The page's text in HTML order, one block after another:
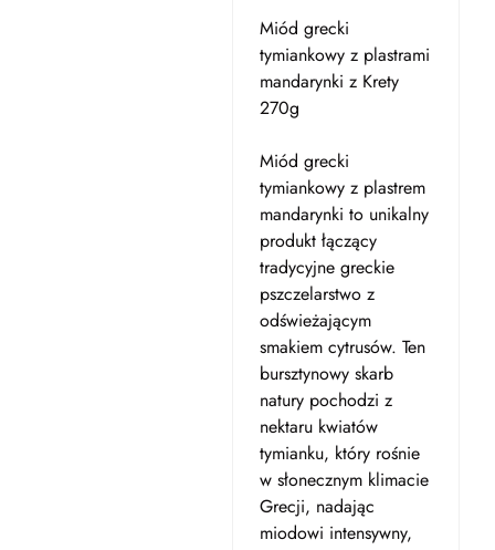
Miód grecki
tymiankowy z plastrami
mandarynki z Krety
270g
Miód grecki
tymiankowy z plastrem
mandarynki to unikalny
produkt łączący
tradycyjne greckie
pszczelarstwo z
odświeżającym
smakiem cytrusów. Ten
bursztynowy skarb
natury pochodzi z
nektaru kwiatów
tymianku, który rośnie
w słonecznym klimacie
Grecji, nadając
miodowi intensywny,